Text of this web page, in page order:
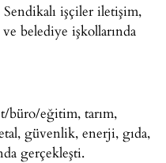
işçiler iletişim,
belediye işkollarında
büro/eğitim, tarım,
güvenlik, enerji, gıda,
gerçekleşti.